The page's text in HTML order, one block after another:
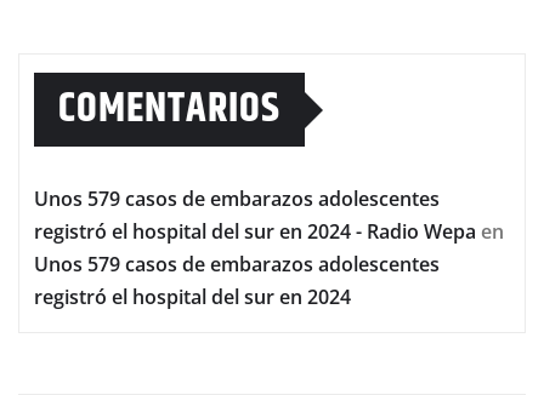
COMENTARIOS
Unos 579 casos de embarazos adolescentes
registró el hospital del sur en 2024 - Radio Wepa en
Unos 579 casos de embarazos adolescentes
registró el hospital del sur en 2024